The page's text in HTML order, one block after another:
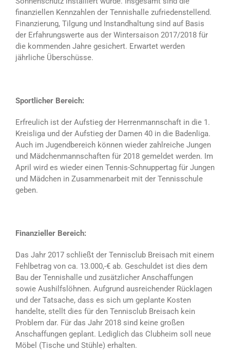
finanziellen Kennzahlen der Tennishalle zufriedenstellend.
Finanzierung, Tilgung und Instandhaltung sind auf Basis
der Erfahrungswerte aus der Wintersaison 2017/2018 für
die kommenden Jahre gesichert. Erwartet werden
jährliche Überschüsse.
Sportlicher Bereich:
Erfreulich ist der Aufstieg der Herrenmannschaft in die 1.
Kreisliga und der Aufstieg der Damen 40 in die Badenliga.
Auch im Jugendbereich können wieder zahlreiche Jungen
und Mädchenmannschaften für 2018 gemeldet werden. Im
April wird es wieder einen Tennis-Schnuppertag für Jungen
und Mädchen in Zusammenarbeit mit der Tennisschule
geben.
Finanzieller Bereich:
Das Jahr 2017 schließt der Tennisclub Breisach mit einem
Fehlbetrag von ca. 13.000,-€ ab. Geschuldet ist dies dem
Bau der Tennishalle und zusätzlicher Anschaffungen
sowie Aushilfslöhnen. Aufgrund ausreichender Rücklagen
und der Tatsache, dass es sich um geplante Kosten
handelte, stellt dies für den Tennisclub Breisach kein
Problem dar. Für das Jahr 2018 sind keine großen
Anschaffungen geplant. Lediglich das Clubheim soll neue
Möbel (Tische und Stühle) erhalten.